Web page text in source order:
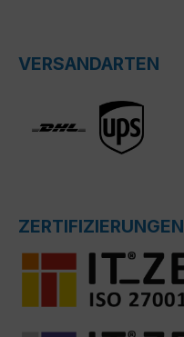
VERSANDARTEN
ZERTIFIZIERUNGEN